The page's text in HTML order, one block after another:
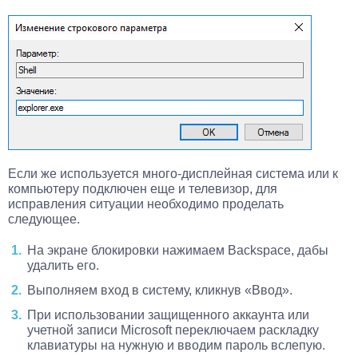
Если же используется много-дисплейная система или к
компьютеру подключен еще и телевизор, для
исправления ситуации необходимо проделать
следующее.
На экране блокировки нажимаем Backspace, дабы
удалить его.
Выполняем вход в систему, кликнув «Ввод».
При использовании защищенного аккаунта или
учетной записи Microsoft переключаем раскладку
клавиатуры на нужную и вводим пароль вслепую.